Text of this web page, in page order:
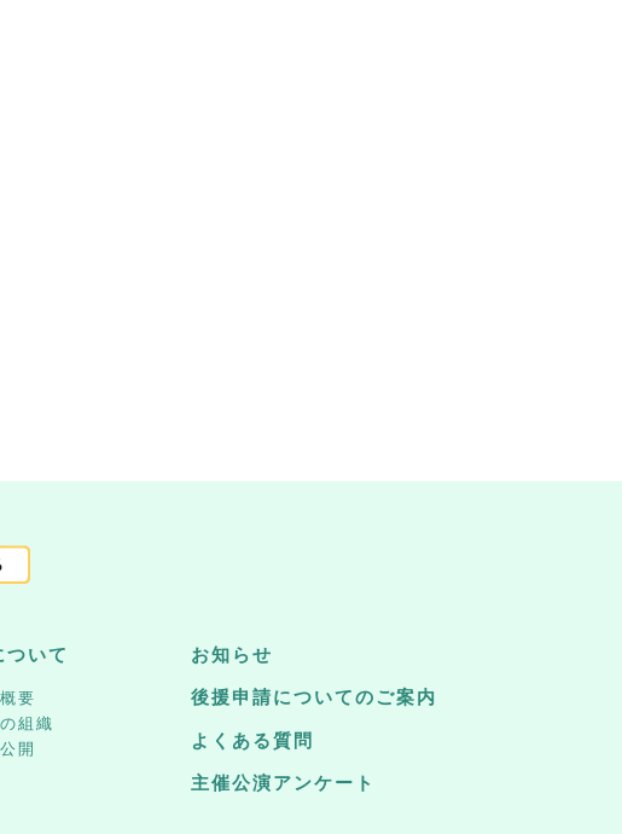
ついて
要
組織
開
お知らせ
後援申請についてのご案内
よくある質問
主催公演アンケート